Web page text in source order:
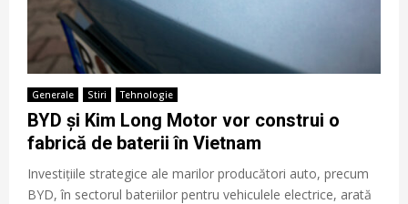
Generale Stiri Tehnologie
BYD și Kim Long Motor vor construi o
fabrică de baterii în Vietnam
Investițiile strategice ale marilor producători auto, precum
BYD, în sectorul bateriilor pentru vehiculele electrice, arată